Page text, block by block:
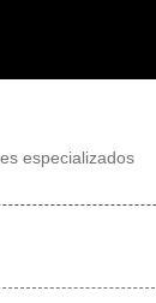
especializados